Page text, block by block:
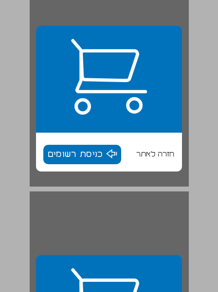
חזרה לאתר כניסת רשומים
מבוא: בתי הדין הרבניים: רקע כללי ... 16